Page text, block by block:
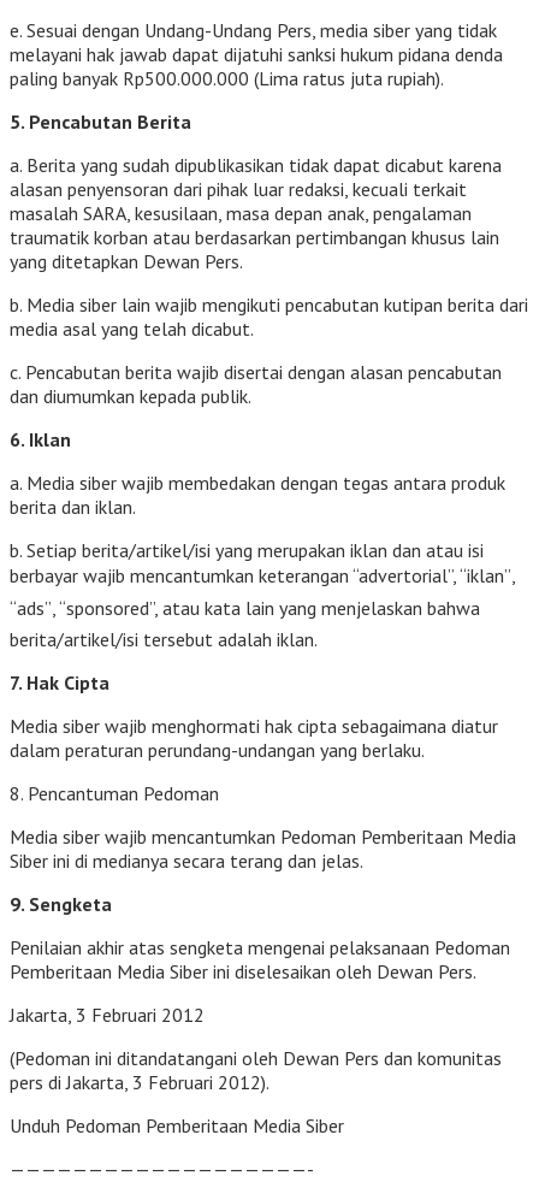
e. Sesuai dengan Undang-Undang Pers, media siber yang tidak
melayani hak jawab dapat dijatuhi sanksi hukum pidana denda
paling banyak Rp500.000.000 (Lima ratus juta rupiah).
5. Pencabutan Berita
a. Berita yang sudah dipublikasikan tidak dapat dicabut karena
alasan penyensoran dari pihak luar redaksi, kecuali terkait
masalah SARA, kesusilaan, masa depan anak, pengalaman
traumatik korban atau berdasarkan pertimbangan khusus lain
yang ditetapkan Dewan Pers.
b. Media siber lain wajib mengikuti pencabutan kutipan berita dari
media asal yang telah dicabut.
c. Pencabutan berita wajib disertai dengan alasan pencabutan
dan diumumkan kepada publik.
6. Iklan
a. Media siber wajib membedakan dengan tegas antara produk
berita dan iklan.
b. Setiap berita/artikel/isi yang merupakan iklan dan atau isi
berbayar wajib mencantumkan keterangan “advertorial”, “iklan”,
“ads”, “sponsored”, atau kata lain yang menjelaskan bahwa
berita/artikel/isi tersebut adalah iklan.
7. Hak Cipta
Media siber wajib menghormati hak cipta sebagaimana diatur
dalam peraturan perundang-undangan yang berlaku.
8. Pencantuman Pedoman
Media siber wajib mencantumkan Pedoman Pemberitaan Media
Siber ini di medianya secara terang dan jelas.
9. Sengketa
Penilaian akhir atas sengketa mengenai pelaksanaan Pedoman
Pemberitaan Media Siber ini diselesaikan oleh Dewan Pers.
Jakarta, 3 Februari 2012
(Pedoman ini ditandatangani oleh Dewan Pers dan komunitas
pers di Jakarta, 3 Februari 2012).
Unduh Pedoman Pemberitaan Media Siber
———————————————————-